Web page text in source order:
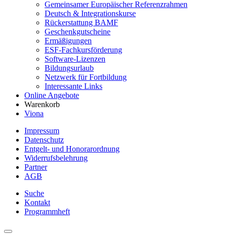
Gemeinsamer Europäischer Referenzrahmen
Deutsch & Integrationskurse
Rückerstattung BAMF
Geschenkgutscheine
Ermäßigungen
ESF-Fachkursförderung
Software-Lizenzen
Bildungsurlaub
Netzwerk für Fortbildung
Interessante Links
Online Angebote
Warenkorb
Viona
Impressum
Datenschutz
Entgelt- und Honorarordnung
Widerrufsbelehrung
Partner
AGB
Suche
Kontakt
Programmheft